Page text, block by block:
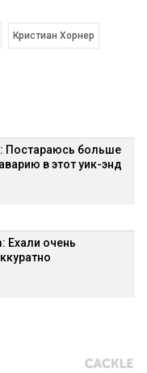
Кристиан Хорнер
Постараюсь больше
в этот уик-энд
Ехали очень